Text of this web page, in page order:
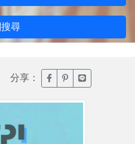
尋
分享： 臉書分享(另開新視窗)
噗浪分享(另開新
Line分享(另